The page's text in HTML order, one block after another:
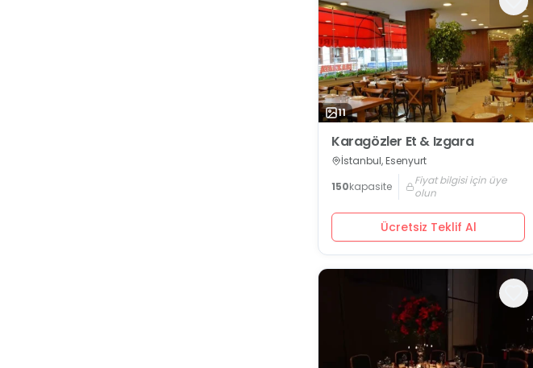
11
Karagözler Et & Izgara
İstanbul, Esenyurt
150kapasite
Fiyat bilgisi için üye
olun
Ücretsiz Teklif Al